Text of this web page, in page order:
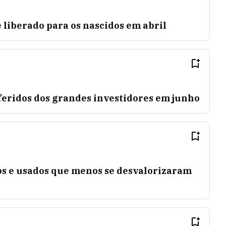
liberado para os nascidos em abril
dos grandes investidores em junho
e usados que menos se desvalorizaram